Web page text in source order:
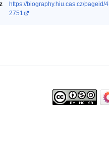
https://biography.hiu.cas.cz/pageid/4
2751